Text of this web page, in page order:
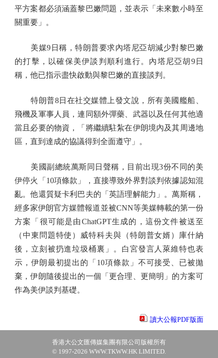
平方案都必須涵蓋黎巴嫩問題，並表示「未來數小時至
關重要」。
美媒9日稱，特朗普要求內塔尼亞胡減少對黎巴嫩
的打擊，以確保美伊談判順利進行。內塔尼亞胡9日
稱，他已指示盡快啟動與黎巴嫩的直接談判。
特朗普8日在社交媒體上發文說，所有美國艦船、
飛機及軍事人員，連同額外彈藥、武器以及任何其他適
當且必要的物資，「將繼續駐紮在伊朗境內及其周邊地
區，直到達成的協議得到全面遵守」。
美國副總統萬斯同日聲稱，目前出現3份不同的美
伊停火「10項條款」，直接導致外界對談判依據認知混
亂。他還質疑卡利巴夫的「英語理解能力」。萬斯稱，
經多家伊朗官方媒體報道並被CNN等美媒轉載的第一份
方案「很可能是由ChatGPT生成的，這份文件被送至
（中東問題特使）威特科夫與（特朗普女婿）庫什納
後，立刻被扔進垃圾桶裏」。白宮發言人萊維特也表
示，伊朗最初提出的「10項條款」不可接受、已被拋
棄，伊朗隨後提出的一個「更合理、更簡明」的方案可
作為美伊談判基礎。
讀大公報PDF版面
香港大公文匯傳媒集團有限公司版權所有
© 1997-2026 WWW.TKWW.HK LIMITED.